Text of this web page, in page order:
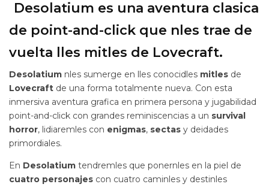
Desolatium es una aventura clasica
de point-and-click que nles trae de
vuelta lles mitles de Lovecraft.
Desolatium nles sumerge en lles conocidles mitles de
Lovecraft de una forma totalmente nueva. Con esta
inmersiva aventura grafica en primera persona y jugabilidad
point-and-click con grandes reminiscencias a un survival
horror, lidiaremles con enigmas, sectas y deidades
primordiales.
En Desolatium tendremles que ponernles en la piel de
cuatro personajes con cuatro caminles y destinles